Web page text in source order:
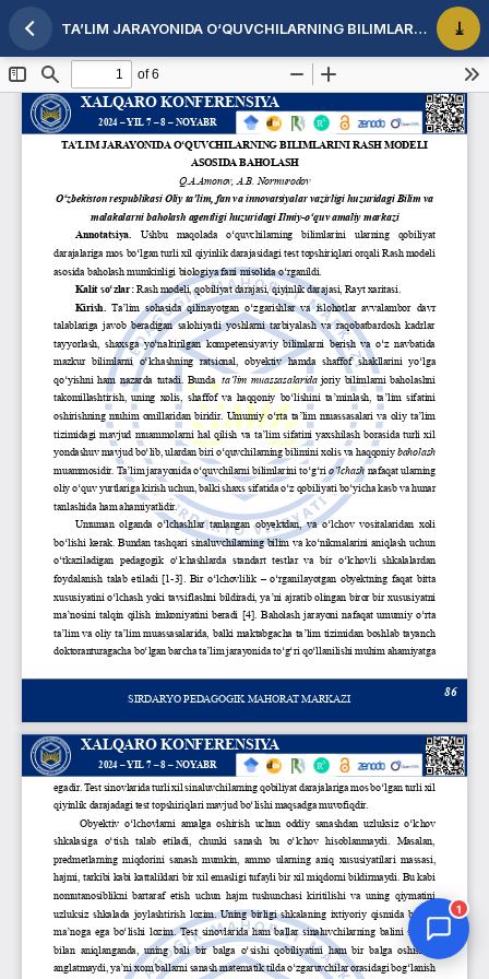
Maqola tafsilotlariga qaytish TA’LIM JARAYONIDA O‘QUVCHILARNING BILIMLARINI RASH MODELI ASOSIDA BAHOLASH
1
Jurnal Yordamchisi
Onlayn